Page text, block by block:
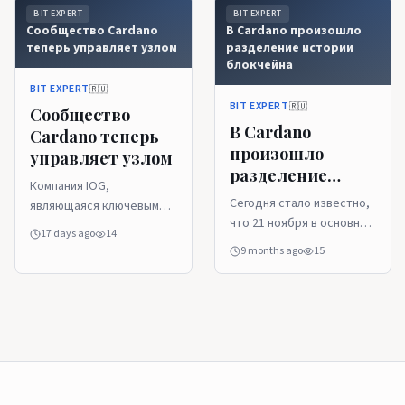
BIT EXPERT
Сообщество Cardano
теперь управляет узлом
BIT EXPERT🇷🇺
Сообщество
Cardano теперь
управляет узлом
Компания IOG,
являющаяся ключевым
разработчиком
что после
17 days ago 14
BIT EXPERT
В Cardano произошло
разделение истории
блокчейна
BIT EXPERT🇷🇺
В Cardano
произошло
разделение
истории
блокчейна
Сегодня стало известно,
что 21 ноября в основной
сети Cardano произошел
блоков. Согласно отчету
9 months ago 15